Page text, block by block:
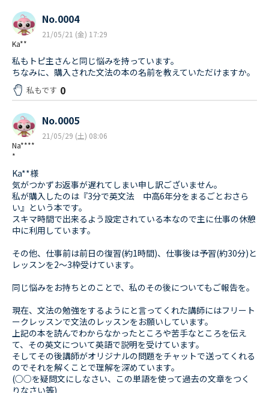
Ka**
No.0004
21/05/21 (金) 17:29
私もトピ主さんと同じ悩みを持っています。
ちなみに、購入された文法の本の名前を教えていただけますか。
私もです 0
Na****
*
No.0005
21/05/29 (土) 08:06
Ka**様
気がつかずお返事が遅れてしまい申し訳ございません。
私が購入したのは『3分で英文法 中高6年分をまるごとおさら
い』という本です。
スキマ時間で出来るよう設定されている本なので主に仕事の休憩
中に利用しています。
その他、仕事前は前日の復習(約1時間)、仕事後は予習(約30分)と
レッスンを2〜3枠受けています。
同じ悩みをお持ちとのことで、私のその後についてもご報告を。
現在、文法の勉強をするようにと言ってくれた講師にはフリート
ークレッスンで文法のレッスンをお願いしています。
上記の本を読んでわからなかったところや苦手なところを伝え
て、その英文について英語で説明を受けています。
そしてその後講師がオリジナルの問題をチャットで送ってくれる
のでそれを解くことで理解を深めています。
(○○を疑問文にしなさい、この単語を使って過去の文章をつく
りなさい等)